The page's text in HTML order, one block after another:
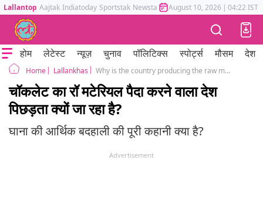
Lallantop Aajtak Indiatoday Sportstak Newstak Mumbai Tak Astrotak
August 10, 2026 | 04:22 IST
होम लेटेस्ट न्यूज़ चुनाव पॉलिटिक्स स्पोर्ट्स मौसम देश
Home Lallankhas Why is the country producing the raw material of chocolate going backward ghana
चॉकलेट का रॉ मटेरियल पैदा करने वाला देश
पिछड़ता क्यों जा रहा है?
घाना की आर्थिक बदहाली की पूरी कहानी क्या है?
Advertisement